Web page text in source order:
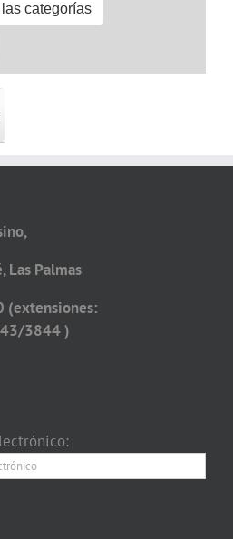
categorías
Las Palmas
(extensiones:
3844 )